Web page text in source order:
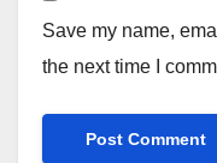
Save my name,
the next time I